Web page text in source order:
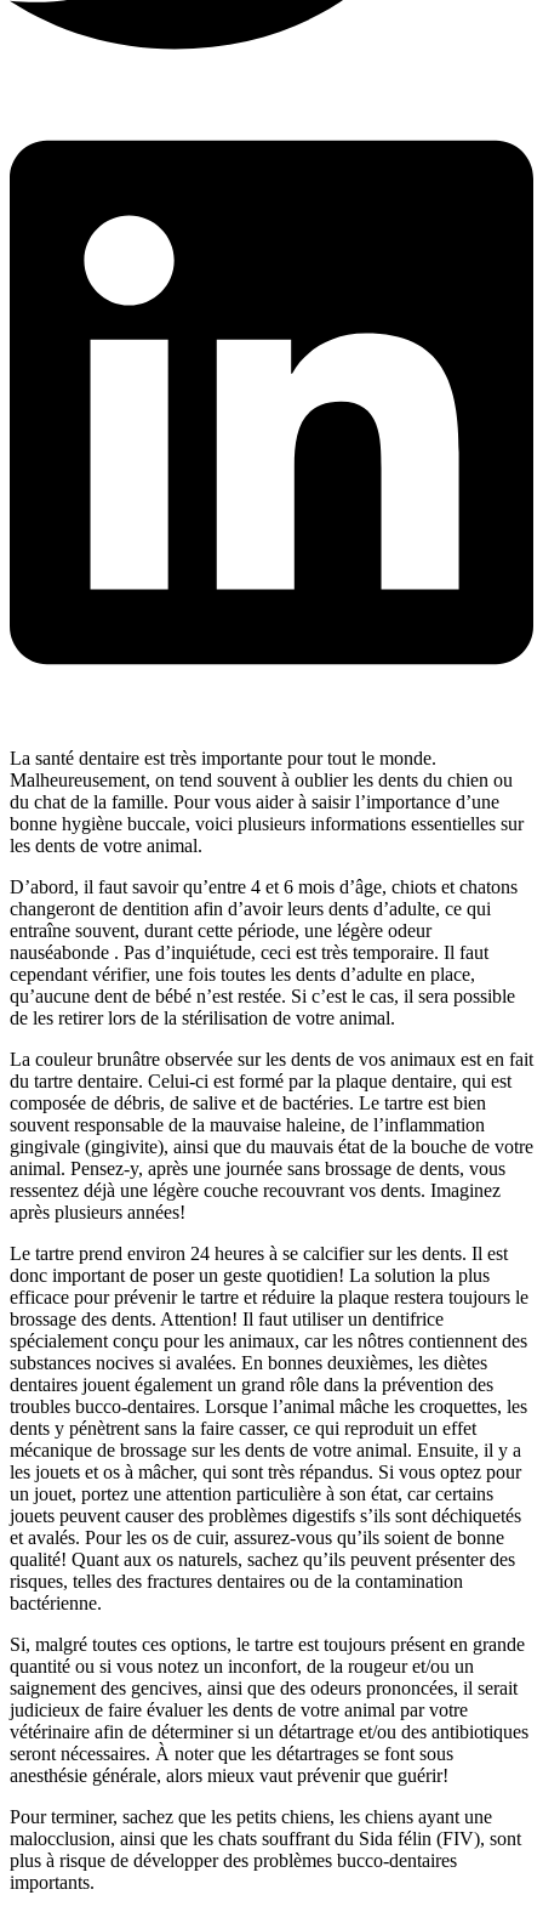
La santé dentaire est très importante pour tout le monde.
Malheureusement, on tend souvent à oublier les dents du chien ou
du chat de la famille. Pour vous aider à saisir l’importance d’une
bonne hygiène buccale, voici plusieurs informations essentielles sur
les dents de votre animal.
D’abord, il faut savoir qu’entre 4 et 6 mois d’âge, chiots et chatons
changeront de dentition afin d’avoir leurs dents d’adulte, ce qui
entraîne souvent, durant cette période, une légère odeur
nauséabonde . Pas d’inquiétude, ceci est très temporaire. Il faut
cependant vérifier, une fois toutes les dents d’adulte en place,
qu’aucune dent de bébé n’est restée. Si c’est le cas, il sera possible
de les retirer lors de la stérilisation de votre animal.
La couleur brunâtre observée sur les dents de vos animaux est en fait
du tartre dentaire. Celui-ci est formé par la plaque dentaire, qui est
composée de débris, de salive et de bactéries. Le tartre est bien
souvent responsable de la mauvaise haleine, de l’inflammation
gingivale (gingivite), ainsi que du mauvais état de la bouche de votre
animal. Pensez-y, après une journée sans brossage de dents, vous
ressentez déjà une légère couche recouvrant vos dents. Imaginez
après plusieurs années!
Le tartre prend environ 24 heures à se calcifier sur les dents. Il est
donc important de poser un geste quotidien! La solution la plus
efficace pour prévenir le tartre et réduire la plaque restera toujours le
brossage des dents. Attention! Il faut utiliser un dentifrice
spécialement conçu pour les animaux, car les nôtres contiennent des
substances nocives si avalées. En bonnes deuxièmes, les diètes
dentaires jouent également un grand rôle dans la prévention des
troubles bucco-dentaires. Lorsque l’animal mâche les croquettes, les
dents y pénètrent sans la faire casser, ce qui reproduit un effet
mécanique de brossage sur les dents de votre animal. Ensuite, il y a
les jouets et os à mâcher, qui sont très répandus. Si vous optez pour
un jouet, portez une attention particulière à son état, car certains
jouets peuvent causer des problèmes digestifs s’ils sont déchiquetés
et avalés. Pour les os de cuir, assurez-vous qu’ils soient de bonne
qualité! Quant aux os naturels, sachez qu’ils peuvent présenter des
risques, telles des fractures dentaires ou de la contamination
bactérienne.
Si, malgré toutes ces options, le tartre est toujours présent en grande
quantité ou si vous notez un inconfort, de la rougeur et/ou un
saignement des gencives, ainsi que des odeurs prononcées, il serait
judicieux de faire évaluer les dents de votre animal par votre
vétérinaire afin de déterminer si un détartrage et/ou des antibiotiques
seront nécessaires. À noter que les détartrages se font sous
anesthésie générale, alors mieux vaut prévenir que guérir!
Pour terminer, sachez que les petits chiens, les chiens ayant une
malocclusion, ainsi que les chats souffrant du Sida félin (FIV), sont
plus à risque de développer des problèmes bucco-dentaires
importants.